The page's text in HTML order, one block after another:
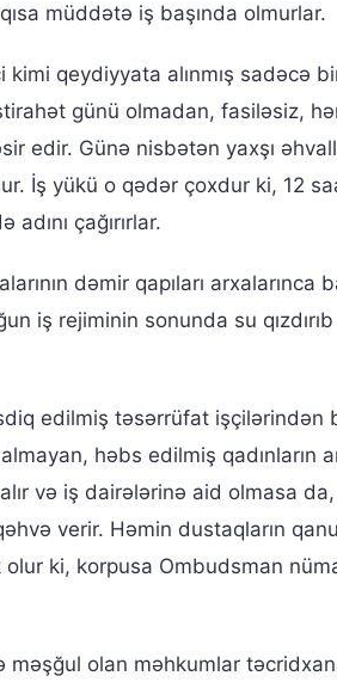
müddətə iş başında olmurlar.
kimi qeydiyyata alınmış sadəcə
günü olmadan, fasiləsiz,
edir. Günə nisbətən yaxşı
İş yükü o qədər çoxdur ki, 12
çağırırlar.
dəmir qapıları
iş rejiminin sonunda su
edilmiş təsərrüfat
həbs edilmiş qadınların
və iş dairələrinə aid olmasa
qəhvə verir. Həmin dustaqların
ki, korpusa Ombudsman
məşğul olan məhkumlar